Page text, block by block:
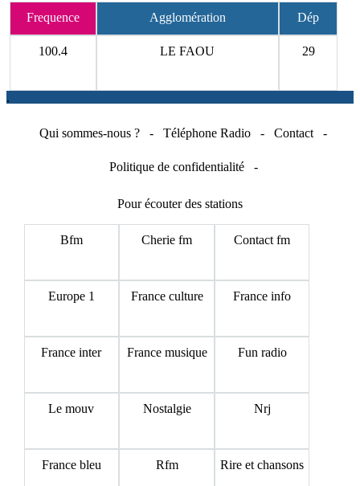
Frequence Agglomération Dép
100.4 LE FAOU 29
.
Qui sommes-nous ? - Téléphone Radio - Contact -
Politique de confidentialité -
Pour écouter des stations
Bfm Cherie fm Contact fm
Europe 1 France culture France info
France inter France musique Fun radio
Le mouv Nostalgie Nrj
France bleu Rfm Rire et chansons